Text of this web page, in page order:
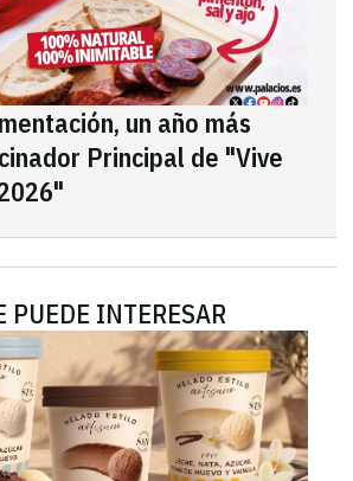
un año más
Principal de "Vive
PUEDE INTERESAR